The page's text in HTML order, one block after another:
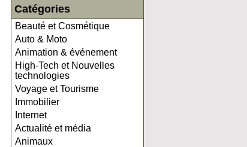
Catégories
Beauté et Cosmétique
Auto & Moto
Animation & événement
High-Tech et Nouvelles
technologies
Voyage et Tourisme
Immobilier
Internet
Actualité et média
Animaux